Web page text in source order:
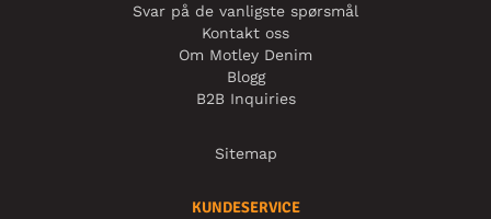
Svar på de vanligste spørsmål
Kontakt oss
Om Motley Denim
Blogg
B2B Inquiries
Sitemap
KUNDESERVICE